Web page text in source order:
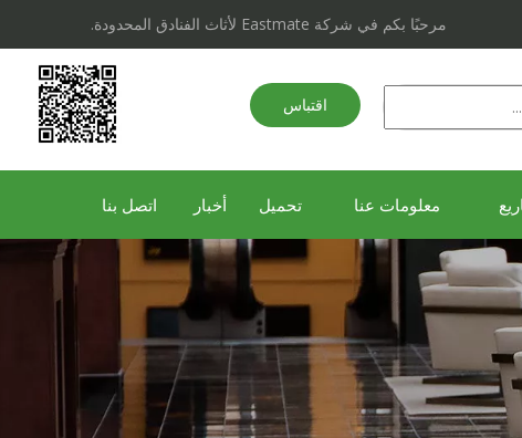
مرحبًا بكم في شركة Eastmate لأثاث الفنادق المحدودة.
اقتباس
معلومات عنا تحميل أخبار اتصل بنا